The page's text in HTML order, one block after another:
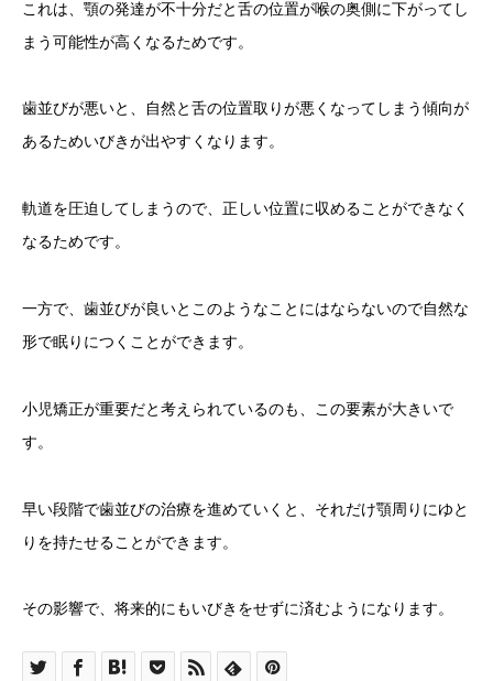
これは、顎の発達が不十分だと舌の位置が喉の奥側に下がってし
まう可能性が高くなるためです。
歯並びが悪いと、自然と舌の位置取りが悪くなってしまう傾向が
あるためいびきが出やすくなります。
軌道を圧迫してしまうので、正しい位置に収めることができなく
なるためです。
一方で、歯並びが良いとこのようなことにはならないので自然な
形で眠りにつくことができます。
小児矯正が重要だと考えられているのも、この要素が大きいで
す。
早い段階で歯並びの治療を進めていくと、それだけ顎周りにゆと
りを持たせることができます。
その影響で、将来的にもいびきをせずに済むようになります。